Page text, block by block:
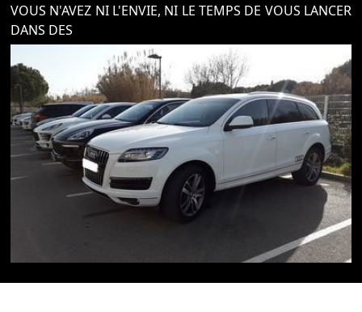
VOUS N'AVEZ NI L'ENVIE, NI LE TEMPS DE VOUS LANCER
DANS DES
PROSPECTIONS. VOUS CRAIGNEZ DE MANQUER
D'ARGUMENTS FACE A UN
VENDEUR TRÈS OFFENSIF.
VOUS POUVEZ FAIRE APPEL A NOUS, CONSULTANT EN
ACHAT
AUTOMOBILE.
NOUS POUVONS GARANTIR VOTRE NOUVELLE
LA MAISON DE L'AUTO 34